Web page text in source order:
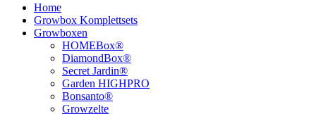
Home
Growbox Komplettsets
Growboxen
HOMEBox®
DiamondBox®
Secret Jardin®
Garden HIGHPRO
Bonsanto®
Growzelte